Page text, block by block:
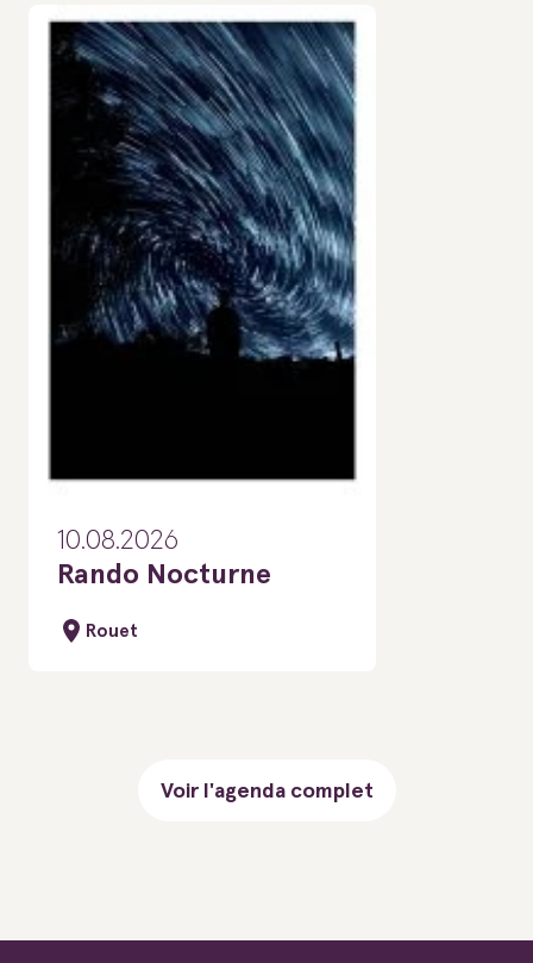
10.08.2026
Rando Nocturne
Rouet
Voir l'agenda complet